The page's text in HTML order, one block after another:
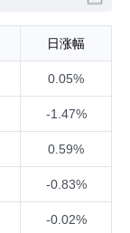
日涨幅
0.05%
-1.47%
0.59%
-0.83%
-0.02%